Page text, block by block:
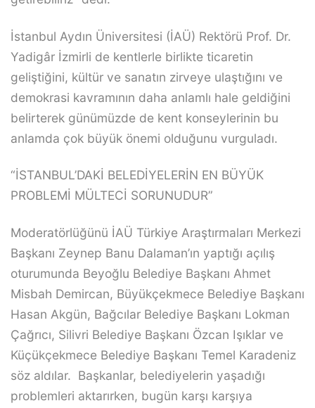
İstanbul Aydın Üniversitesi (İAÜ) Rektörü Prof. Dr.
Yadigâr İzmirli de kentlerle birlikte ticaretin
geliştiğini, kültür ve sanatın zirveye ulaştığını ve
demokrasi kavramının daha anlamlı hale geldiğini
belirterek günümüzde de kent konseylerinin bu
anlamda çok büyük önemi olduğunu vurguladı.
“İSTANBUL’DAKİ BELEDİYELERİN EN BÜYÜK
PROBLEMİ MÜLTECİ SORUNUDUR”
Moderatörlüğünü İAÜ Türkiye Araştırmaları Merkezi
Başkanı Zeynep Banu Dalaman’ın yaptığı açılış
oturumunda Beyoğlu Belediye Başkanı Ahmet
Misbah Demircan, Büyükçekmece Belediye Başkanı
Hasan Akgün, Bağcılar Belediye Başkanı Lokman
Çağrıcı, Silivri Belediye Başkanı Özcan Işıklar ve
Küçükçekmece Belediye Başkanı Temel Karadeniz
söz aldılar. Başkanlar, belediyelerin yaşadığı
problemleri aktarırken, bugün karşı karşıya